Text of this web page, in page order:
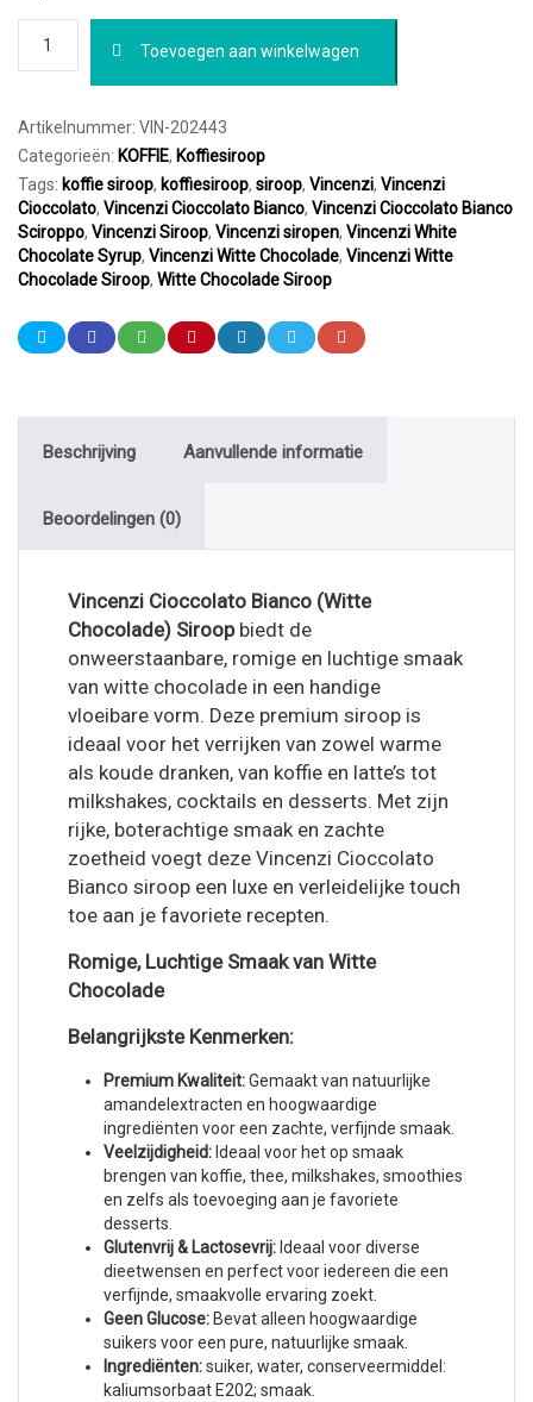
Cioccolato
Bianco
Chocolade)
Siroop
700ml
aantal
Toevoegen aan winkelwagen
Artikelnummer: VIN-202443
Categorieën: KOFFIE, Koffiesiroop
Tags: koffie siroop, koffiesiroop, siroop, Vincenzi, Vincenzi
Cioccolato, Vincenzi Cioccolato Bianco, Vincenzi Cioccolato Bianco
Sciroppo, Vincenzi Siroop, Vincenzi siropen, Vincenzi White
Chocolate Syrup, Vincenzi Witte Chocolade, Vincenzi Witte
Chocolade Siroop, Witte Chocolade Siroop
Beschrijving Aanvullende informatie
Beoordelingen (0)
Vincenzi Cioccolato Bianco (Witte
Chocolade) Siroopbiedt de
onweerstaanbare, romige en luchtige smaak
van witte chocolade in een handige
vloeibare vorm. Deze premium siroop is
ideaal voor het verrijken van zowel warme
als koude dranken, van koffie en latte’s tot
milkshakes, cocktails en desserts. Met zijn
rijke, boterachtige smaak en zachte
zoetheid voegt deze Vincenzi Cioccolato
Bianco siroop een luxe en verleidelijke touch
toe aan je favoriete recepten.
Romige, Luchtige Smaak van Witte
Chocolade
Belangrijkste Kenmerken:
Premium Kwaliteit:Gemaakt van natuurlijke
amandelextracten en hoogwaardige
ingrediënten voor een zachte, verfijnde smaak.
Veelzijdigheid: Ideaal voor het op smaak
brengen van koffie, thee, milkshakes, smoothies
en zelfs als toevoeging aan je favoriete
desserts.
Glutenvrij & Lactosevrij: Ideaal voor diverse
dieetwensen en perfect voor iedereen die een
verfijnde, smaakvolle ervaring zoekt.
Geen Glucose: Bevat alleen hoogwaardige
suikers voor een pure, natuurlijke smaak.
Ingrediënten:suiker, water, conserveermiddel:
kaliumsorbaat E202; smaak.